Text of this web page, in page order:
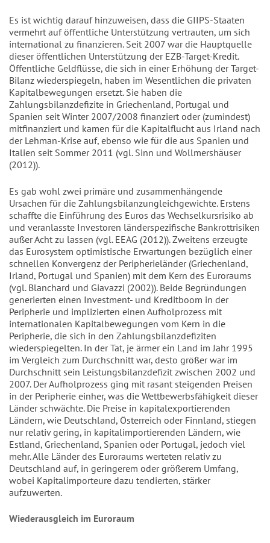
Es ist wichtig darauf hinzuweisen, dass die GIIPS-Staaten
vermehrt auf öffentliche Unterstützung vertrauten, um sich
international zu finanzieren. Seit 2007 war die Hauptquelle
dieser öffentlichen Unterstützung der EZB-Target-Kredit.
Öffentliche Geldflüsse, die sich in einer Erhöhung der Target-
Bilanz wiederspiegeln, haben im Wesentlichen die privaten
Kapitalbewegungen ersetzt. Sie haben die
Zahlungsbilanzdefizite in Griechenland, Portugal und
Spanien seit Winter 2007/2008 finanziert oder (zumindest)
mitfinanziert und kamen für die Kapitalflucht aus Irland nach
der Lehman-Krise auf, ebenso wie für die aus Spanien und
Italien seit Sommer 2011 (vgl. Sinn und Wollmershäuser
(2012)).
Es gab wohl zwei primäre und zusammenhängende
Ursachen für die Zahlungsbilanzungleichgewichte. Erstens
schaffte die Einführung des Euros das Wechselkursrisiko ab
und veranlasste Investoren länderspezifische Bankrottrisiken
außer Acht zu lassen (vgl. EEAG (2012)). Zweitens erzeugte
das Eurosystem optimistische Erwartungen bezüglich einer
schnellen Konvergenz der Peripherieländer (Griechenland,
Irland, Portugal und Spanien) mit dem Kern des Euroraums
(vgl. Blanchard und Giavazzi (2002)). Beide Begründungen
generierten einen Investment- und Kreditboom in der
Peripherie und implizierten einen Aufholprozess mit
internationalen Kapitalbewegungen vom Kern in die
Peripherie, die sich in den Zahlungsbilanzdefiziten
wiederspiegelten. In der Tat, je ärmer ein Land im Jahr 1995
im Vergleich zum Durchschnitt war, desto größer war im
Durchschnitt sein Leistungsbilanzdefizit zwischen 2002 und
2007. Der Aufholprozess ging mit rasant steigenden Preisen
in der Peripherie einher, was die Wettbewerbsfähigkeit dieser
Länder schwächte. Die Preise in kapitalexportierenden
Ländern, wie Deutschland, Österreich oder Finnland, stiegen
nur relativ gering, in kapitalimportierenden Ländern, wie
Estland, Griechenland, Spanien oder Portugal, jedoch viel
mehr. Alle Länder des Euroraums werteten relativ zu
Deutschland auf, in geringerem oder größerem Umfang,
wobei Kapitalimporteure dazu tendierten, stärker
aufzuwerten.
Wiederausgleich im Euroraum